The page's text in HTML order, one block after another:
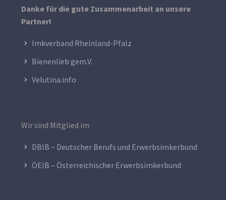
Danke für die gute Zusammenarbeit an unsere
Partner!
Imkverband Rheinland-Pfalz
Bienenlieb gem.V.
Velutina.info
Wir sind Mitglied im
DBIB – Deutscher Berufs und Erwerbsimkerbund
ÖEIB – Österreichischer Erwerbsimkerbund